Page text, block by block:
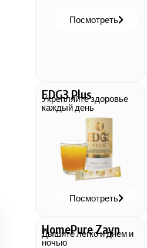
Посмотреть
EDG3 Plus
Укрепляйте здоровье
каждый день
Посмотреть
HomePure Zayn
Дышите легко и днем и
ночью